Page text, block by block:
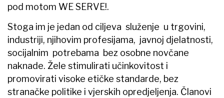
pod motom WE SERVE!.
Stoga im je jedan od ciljeva služenje u trgovini,
industriji, njihovim profesijama, javnoj djelatnosti,
socijalnim potrebama bez osobne novčane
naknade. Žele stimulirati učinkovitost i
promovirati visoke etičke standarde, bez
stranačke politike i vjerskih opredjeljenja. Članovi